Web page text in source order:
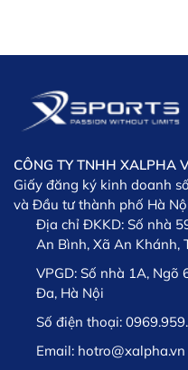
CÔNG TY TNHH XALPHA
Giấy đăng ký kinh doanh
và Đầu tư thành phố Hà
Địa chỉ ĐKKD: Số nhà
An Bình, Xã An Khánh,
VPGD: Số nhà 1A, Ngõ
Đa, Hà Nội
Số điện thoại:
Email: hotro@xalpha.vn